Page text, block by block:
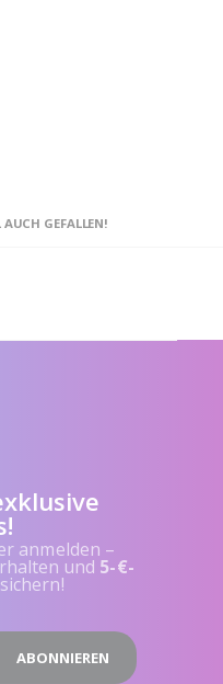
GEFALLEN!
anmelden –
und 5-€-
sichern!
ABONNIEREN